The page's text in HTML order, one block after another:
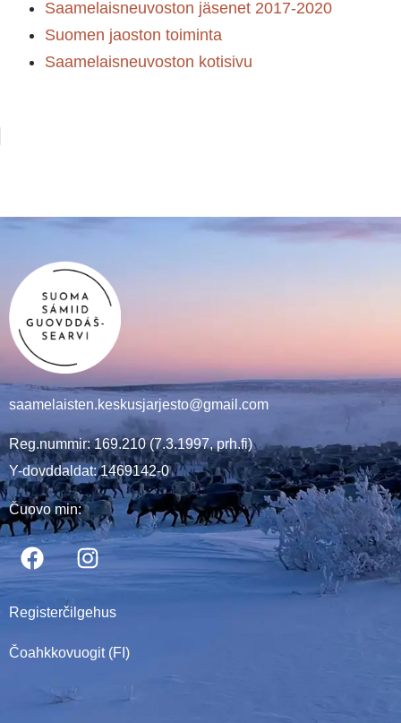
Saamelaisneuvoston jäsenet 2017-2020
Suomen jaoston toiminta
Saamelaisneuvoston kotisivu
saamelaisten.keskusjarjesto@gmail.com
Reg.nummir: 169.210 (7.3.1997, prh.fi)
Y-dovddaldat: 1469142-0
Čuovo min:
Registerčilgehus
Čoahkkovuogit (FI)